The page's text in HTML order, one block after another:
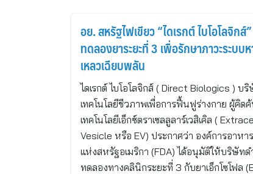
อย. สหรัฐไฟเขียว “ไดเรกต์ ไบโอโลจิกส์
ทดลองยาระยะที่ 3 เพื่อรักษาภาวะระบบ
เหลวเฉียบพลัน
ไดเรกต์ ไบโอโลจิกส์ ( Direct Biologics ) บ
เทคโนโลยีชีวภาพเพื่อการฟื้นฟูร่างกาย ผู้คิด
เทคโนโลยีเอ็กซ์ตราเซลลูลาร์เวสิเคิล (
Vesicle หรือ EV) ประกาศว่า องค์การอาหา
แห่งสหรัฐอเมริกา (FDA) ได้อนุมัติให้บริษัทด
ทดลองทางคลินิกระยะที่ 3 กับยาเอ็กโซโฟล